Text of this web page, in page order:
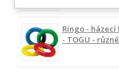
Ringo - házecí
- TOGU -